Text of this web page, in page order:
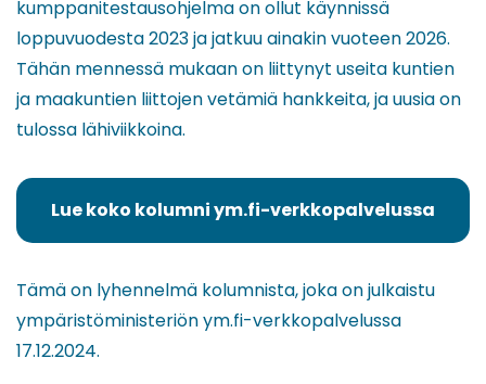
kumppanitestausohjelma on ollut käynnissä
loppuvuodesta 2023 ja jatkuu ainakin vuoteen 2026.
Tähän mennessä mukaan on liittynyt useita kuntien
ja maakuntien liittojen vetämiä hankkeita, ja uusia on
tulossa lähiviikkoina.
Lue koko kolumni ym.fi-verkkopalvelussa
(siirryt
palveluun)
Tämä on lyhennelmä kolumnista, joka on julkaistu
ympäristöministeriön ym.fi-verkkopalvelussa
17.12.2024.